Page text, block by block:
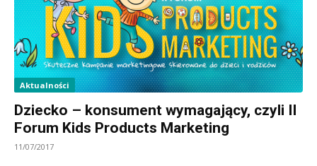
Aktualności
Dziecko – konsument wymagający, czyli II
Forum Kids Products Marketing
11/07/2017